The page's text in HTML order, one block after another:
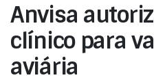
Anvisa
clínico para
aviária